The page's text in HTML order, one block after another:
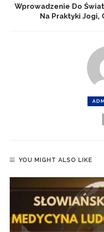
Wprowadzenie Do
Na Praktyki Jogi,
YOU MIGHT ALSO LIKE